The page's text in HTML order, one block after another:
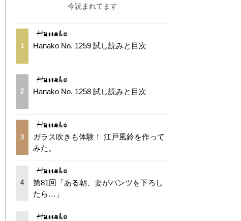
今読まれてます
1 Hanako No. 1259 試し読みと目次
2 Hanako No. 1258 試し読みと目次
3
ガラス吹きも体験！ 江戸風鈴を作って
みた。
4
第81回「ある朝、妻がパンツを下ろし
たら…」